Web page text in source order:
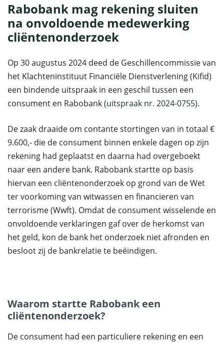
Rabobank mag rekening sluiten
na onvoldoende medewerking
cliëntenonderzoek
Op 30 augustus 2024 deed de Geschillencommissie van
het Klachteninstituut Financiële Dienstverlening (Kifid)
een bindende uitspraak in een geschil tussen een
consument en Rabobank (uitspraak nr. 2024-0755).
De zaak draaide om contante stortingen van in totaal €
9.600,- die de consument binnen enkele dagen op zijn
rekening had geplaatst en daarna had overgeboekt
naar een andere bank. Rabobank startte op basis
hiervan een cliëntenonderzoek op grond van de Wet
ter voorkoming van witwassen en financieren van
terrorisme (Wwft). Omdat de consument wisselende en
onvoldoende verklaringen gaf over de herkomst van
het geld, kon de bank het onderzoek niet afronden en
besloot zij de bankrelatie te beëindigen.
Waarom startte Rabobank een
cliëntenonderzoek?
De consument had een particuliere rekening en een